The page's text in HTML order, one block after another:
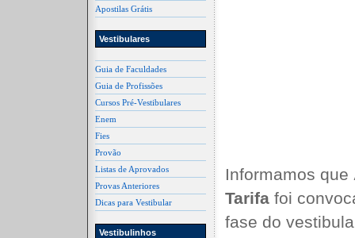
Apostilas Grátis
Vestibulares
Guia de Faculdades
Guia de Profissões
Cursos Pré-Vestibulares
Enem
Fies
Provão
Listas de Aprovados
Provas Anteriores
Dicas para Vestibular
Vestibulinhos
Informamos que
Tarifa foi
fase do